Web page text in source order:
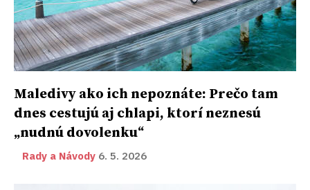
Maledivy ako ich nepoznáte: Prečo tam
dnes cestujú aj chlapi, ktorí neznesú
„nudnú dovolenku“
Rady a Návody 6. 5. 2026